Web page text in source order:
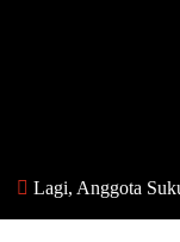
Lagi, Anggota